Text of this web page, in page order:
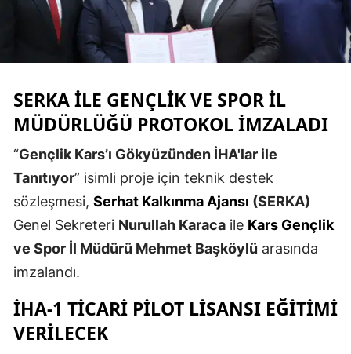
Denizli
Diyarbakır
Elazığ
Erzurum
Eskişehir
Gaziantep
Gümüşhane
SERKA ILE GENÇLIK VE SPOR İL
MÜDÜRLÜĞÜ PROTOKOL IMZALADI
“Gençlik Kars’ı Gökyüzünden İHA'lar ile
Tanıtıyor” isimli proje için teknik destek
sözleşmesi, Serhat Kalkınma Ajansı (SERKA)
Genel Sekreteri Nurullah Karaca ile Kars Gençlik
ve Spor İl Müdürü Mehmet Başköylü arasında
imzalandı.
İHA-1 TICARI PILOT LISANSI EĞITIMI
VERILECEK